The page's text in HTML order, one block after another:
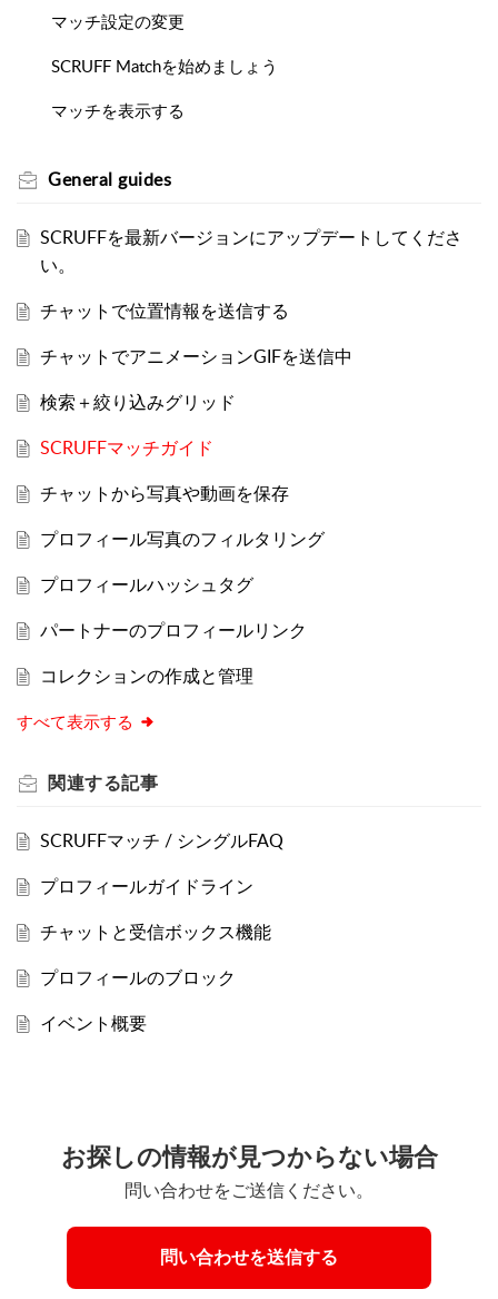
マッチ設定の変更
SCRUFF Matchを始めましょう
マッチを表示する
General guides
SCRUFFを最新バージョンにアップデートしてくださ
い。
チャットで位置情報を送信する
チャットでアニメーションGIFを送信中
検索＋絞り込みグリッド
SCRUFFマッチガイド
チャットから写真や動画を保存
プロフィール写真のフィルタリング
プロフィールハッシュタグ
パートナーのプロフィールリンク
コレクションの作成と管理
すべて表示する
関連する記事
SCRUFFマッチ / シングルFAQ
プロフィールガイドライン
チャットと受信ボックス機能
プロフィールのブロック
イベント概要
お探しの情報が見つからない場合
問い合わせをご送信ください。
問い合わせを送信する